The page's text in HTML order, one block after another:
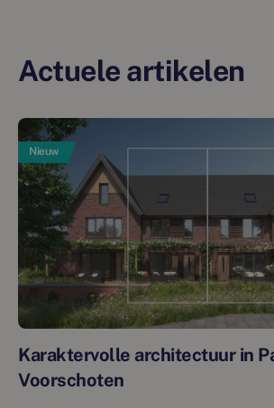
Actuele artikelen
Nieuw
Karaktervolle architectuur in
Voorschoten